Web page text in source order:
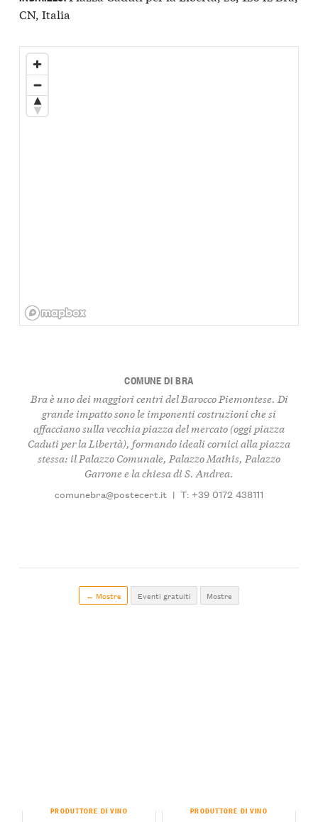
CN, Italia
COMUNE DI BRA
Bra è uno dei maggiori centri del Barocco Piemontese. Di
grande impatto sono le imponenti costruzioni che si
affacciano sulla vecchia piazza del mercato (oggi piazza
Caduti per la Libertà), formando ideali cornici alla piazza
stessa: il Palazzo Comunale, Palazzo Mathis, Palazzo
Garrone e la chiesa di S. Andrea.
comunebra@postecert.it | T: +39 0172 438111
← Mostre Eventi gratuiti Mostre
PRODUTTORE DI VINO PRODUTTORE DI VINO